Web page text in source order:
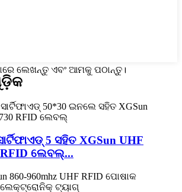
ଲେଖନ୍ତୁ ଏବଂ ଆମକୁ ପଠାନ୍ତୁ।
5 ସହିତ XGSun UHF
RFID ଲେବଲ୍...